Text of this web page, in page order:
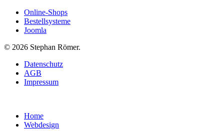
Online-Shops
Bestellsysteme
Joomla
© 2026 Stephan Römer.
Datenschutz
AGB
Impressum
Home
Webdesign